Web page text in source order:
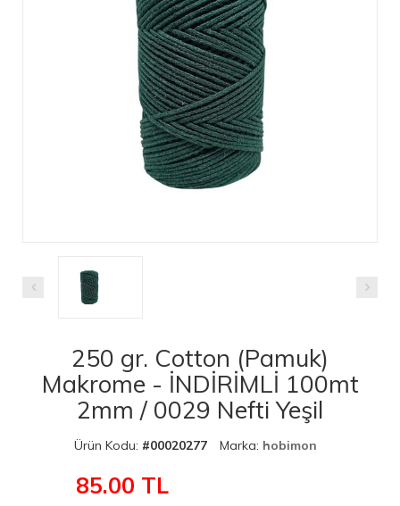
250 gr. Cotton (Pamuk)
Makrome - İNDİRİMLİ 100mt
2mm / 0029 Nefti Yeşil
Ürün Kodu: #00020277 Marka: hobimon
85.00 TL